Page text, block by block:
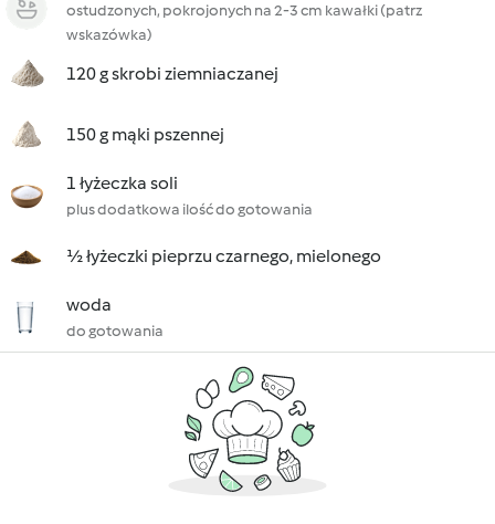
ostudzonych, pokrojonych na 2-3 cm kawałki (patrz
wskazówka)
120 g skrobi ziemniaczanej
150 g mąki pszennej
1 łyżeczka soli
plus dodatkowa ilość do gotowania
½ łyżeczki pieprzu czarnego, mielonego
woda
do gotowania